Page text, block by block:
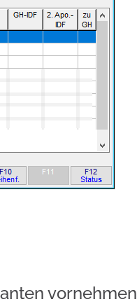
vornehmen